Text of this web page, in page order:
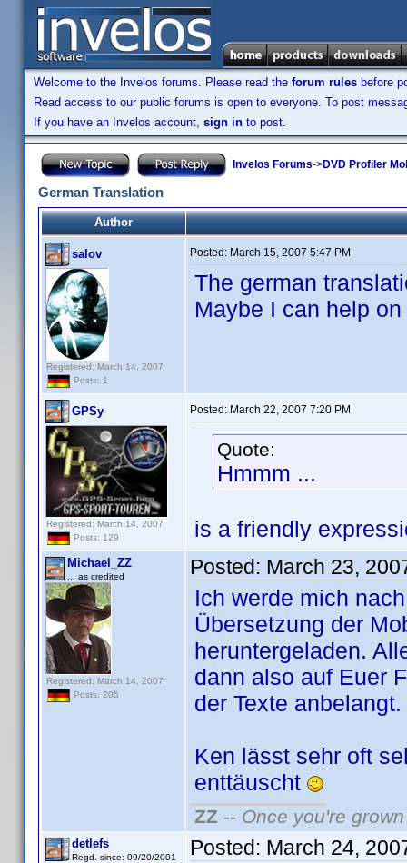
Welcome to the Invelos forums. Please read the forum rules before
Read access to our public forums is open to everyone. To post
If you have an Invelos account, sign in to post.
Invelos Forums->DVD Profiler
German Translation
Author
salov
Registered: March 14, 2007
Posts: 1
Posted: March 15, 2007 5:47 PM
The german
Maybe I can help
GPSy
Registered: March 14, 2007
Posts: 129
Posted: March 22, 2007 7:20 PM
Quote:
Hmmm ...
is a friendly
Michael_ZZ
... as credited
Registered: March 14, 2007
Posts: 205
Posted: March 23,
Ich werde mich
Übersetzung der
heruntergeladen.
dann also auf Euer
der Texte anbelangt.
Ken lässt sehr oft
enttäuscht
ZZ -- Once you're
detlefs
Regd. since: 09/20/2001 Posted: March 24,